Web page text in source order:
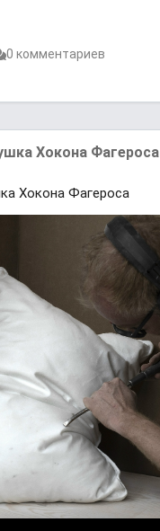
0 комментариев
Хокона Фагероса
Хокона Фагероса